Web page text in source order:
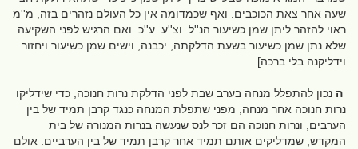
שעה אחר צאת הכוכבים. ואף שכמדומה אין כל העולם נזהרים בזה, מ''מ
ראוי להזהר ליתן שמן כשיעור הנ''ל. וצ''ע. ע''כ. ואם הרגיש לפני השקיעה
שלא נתן שמן כשיעור בשעת הדלקתה, יכבנה, וישים שמן כשיעור ויחזור
וידליקנה בלי ברכה].
ה נכון להתפלל מנחה בערב שבת לפני הדלקת נרות חנוכה, כדי שידליקו
נרות חנוכה אחר מנחה, מפני שתפלת המנחה כנגד קרבן תמיד של בין
הערבים, ונרות חנוכה הם זכר לנס שנעשה בנרות המנורה של בית
המקדש, שמדליקים אותם תמיד אחר קרבן תמיד של בין הערביים. אולם